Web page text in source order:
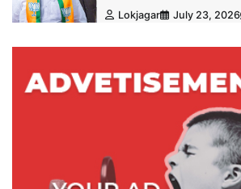
Lokjagar
July 23, 2026